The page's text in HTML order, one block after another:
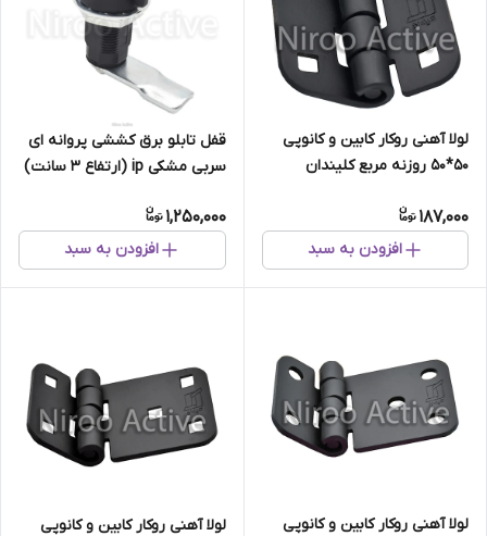
لولا آهنی روکار کابین و کانوپی
۵۰*۵۰ روزنه مربع کلیندان
187,000
افزودن به سبد
قفل تابلو برق کششی پروانه ای
سربی مشکی ip (ارتفاع ۳ سانت)
1,250,000
افزودن به سبد
لولا آهنی روکار کابین و کانوپی
لولا آهنی روکار کابین و کانوپی